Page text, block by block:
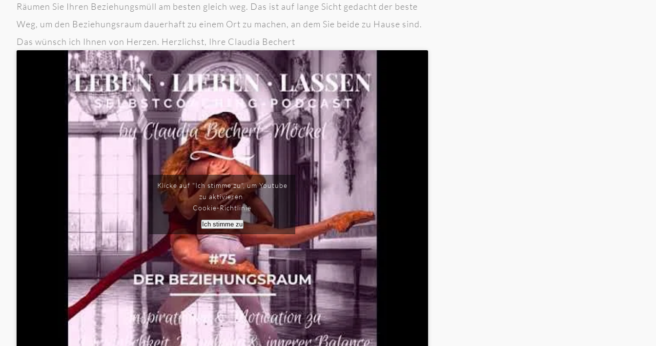
Räumen Sie Ihren Beziehungsmüll am besten gleich weg. Das ist auf lange Sicht gedacht der beste
Weg, um den Beziehungsraum dauerhaft zu einem Ort zu machen, an dem Sie beide zu Hause sind.
Das wünsch ich Ihnen von Herzen. Herzlichst, Ihre Claudia Bechert
Klicke auf "Ich stimme zu", um Youtube
zu aktivieren
Cookie-Richtlinie
Ich stimme zu